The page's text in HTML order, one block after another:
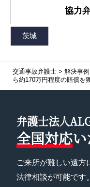
協力
交通事故弁護士> 解決事例
ら約170万円程度の賠償を
弁護士法人
全国対応
ご来所が難しい遠方
法律相談が可能です。